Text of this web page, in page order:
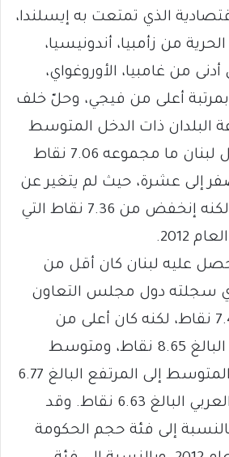
الذي تمتعت به إيسلندا،
من زأمبيا، أندونيسيا،
من غامبيا، الأوروغواي،
أعلى من فيجي، وحلّ خلف
البلدان ذات الدخل المتوسط
إلى المرتفع. وسجّل لبنان ما مجموعه 7.06 نقاط
إلى عشرة، حيث لم يتغير عن
العام الذي سبقه، لكنه إنخفض من 7.36 نقاط التي
2012.
عليه لبنان كان أقل من
سجلته دول مجلس التعاون
الخليجي والبالغ 7.48 نقاط، لكنه كان أعلى من
المتوسط العالمي البالغ 8.65 نقاط، ومتوسط
البلدان ذات الدخل المتوسط إلى المرتفع البالغ 6.77
نقاط، والمتوسط العربي البالغ 6.63 نقاط. وقد
إلى فئة حجم الحكومة